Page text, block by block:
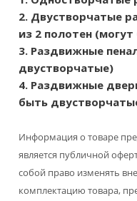
2. Двустворчатые
из 2 полотен
3. Раздвижные
двустворчатые)
4. Раздвижные
быть
Информация о товаре
является публичной
собой право изменять
комплектацию товара,